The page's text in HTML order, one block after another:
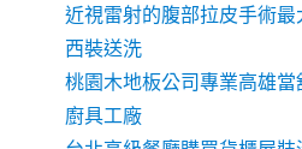
近視雷射的腹部拉皮手術
西裝送洗
桃園木地板公司專業高雄
廚具工廠